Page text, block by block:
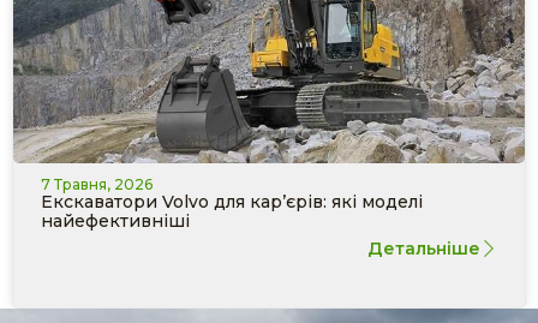
7 Травня, 2026
Екскаватори Volvo для кар’єрів: які моделі
найефективніші
Детальніше